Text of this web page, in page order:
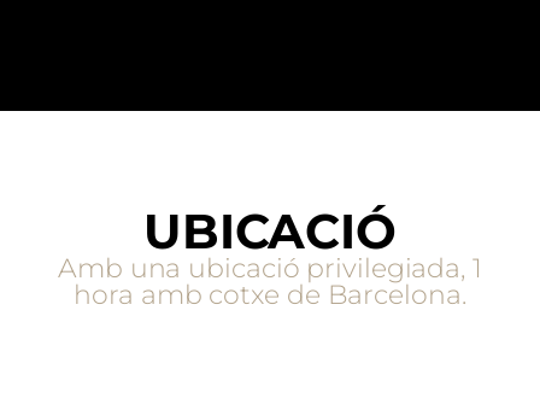
UBICACIÓ
Amb una ubicació privilegiada, 1
hora amb cotxe de Barcelona.